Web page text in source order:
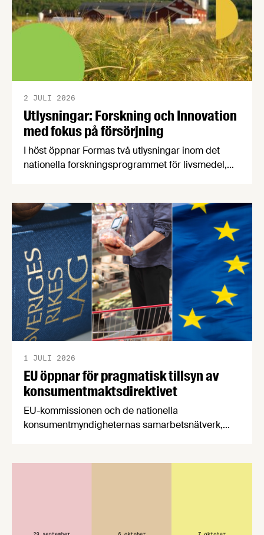
Utlysningar: Forskning och Innovation
med fokus på försörjning
2 JULI 2026
I höst öppnar Formas två utlysningar inom det
nationella forskningsprogrammet för livsmedel,
en motståndskraftig livsmedelsförsörjning", och
båda syftar till att bana väg för innovationer som
stärker Sveriges livsmedelsförsörjning.
EU öppnar för pragmatisk tillsyn av
konsumentmaktsdirektivet
1 JULI 2026
EU-kommissionen och de nationella
konsumentmyndigheternas samarbetsnätverk,